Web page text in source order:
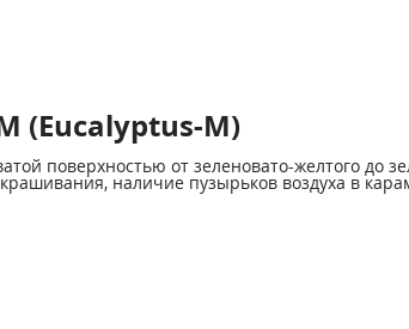
(Eucalyptus-M)
поверхностью от зеленовато-желтого до
наличие пузырьков воздуха в